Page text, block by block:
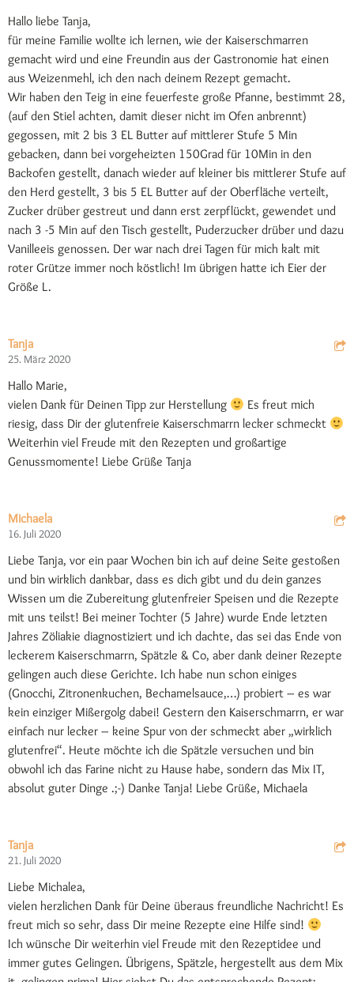
Hallo liebe Tanja,
für meine Familie wollte ich lernen, wie der Kaiserschmarren
gemacht wird und eine Freundin aus der Gastronomie hat einen
aus Weizenmehl, ich den nach deinem Rezept gemacht.
Wir haben den Teig in eine feuerfeste große Pfanne, bestimmt 28,
(auf den Stiel achten, damit dieser nicht im Ofen anbrennt)
gegossen, mit 2 bis 3 EL Butter auf mittlerer Stufe 5 Min
gebacken, dann bei vorgeheizten 150Grad für 10Min in den
Backofen gestellt, danach wieder auf kleiner bis mittlerer Stufe auf
den Herd gestellt, 3 bis 5 EL Butter auf der Oberfläche verteilt,
Zucker drüber gestreut und dann erst zerpflückt, gewendet und
nach 3 -5 Min auf den Tisch gestellt, Puderzucker drüber und dazu
Vanilleeis genossen. Der war nach drei Tagen für mich kalt mit
roter Grütze immer noch köstlich! Im übrigen hatte ich Eier der
Größe L.
Tanja
25. März 2020
Hallo Marie,
vielen Dank für Deinen Tipp zur Herstellung
Es freut mich
riesig, dass Dir der glutenfreie Kaiserschmarrn lecker schmeckt
Weiterhin viel Freude mit den Rezepten und großartige
Genussmomente! Liebe Grüße Tanja
Michaela
16. Juli 2020
Liebe Tanja, vor ein paar Wochen bin ich auf deine Seite gestoßen
und bin wirklich dankbar, dass es dich gibt und du dein ganzes
Wissen um die Zubereitung glutenfreier Speisen und die Rezepte
mit uns teilst! Bei meiner Tochter (5 Jahre) wurde Ende letzten
Jahres Zöliakie diagnostiziert und ich dachte, das sei das Ende von
leckerem Kaiserschmarrn, Spätzle & Co, aber dank deiner Rezepte
gelingen auch diese Gerichte. Ich habe nun schon einiges
(Gnocchi, Zitronenkuchen, Bechamelsauce,…) probiert – es war
kein einziger Mißergolg dabei! Gestern den Kaiserschmarrn, er war
einfach nur lecker – keine Spur von der schmeckt aber „wirklich
glutenfrei“. Heute möchte ich die Spätzle versuchen und bin
obwohl ich das Farine nicht zu Hause habe, sondern das Mix IT,
absolut guter Dinge .;-) Danke Tanja! Liebe Grüße, Michaela
Tanja
21. Juli 2020
Liebe Michalea,
vielen herzlichen Dank für Deine überaus freundliche Nachricht! Es
freut mich so sehr, dass Dir meine Rezepte eine Hilfe sind!
Ich wünsche Dir weiterhin viel Freude mit den Rezeptidee und
immer gutes Gelingen. Übrigens, Spätzle, hergestellt aus dem Mix